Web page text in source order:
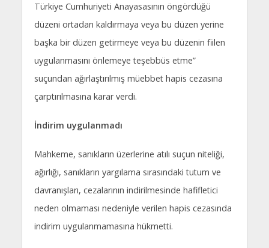
Türkiye Cumhuriyeti Anayasasının öngördüğü
düzeni ortadan kaldırmaya veya bu düzen yerine
başka bir düzen getirmeye veya bu düzenin fiilen
uygulanmasını önlemeye teşebbüs etme”
suçundan ağırlaştırılmış müebbet hapis cezasına
çarptırılmasına karar verdi.
İndirim uygulanmadı
Mahkeme, sanıkların üzerlerine atılı suçun niteliği,
ağırlığı, sanıkların yargılama sırasındaki tutum ve
davranışları, cezalarının indirilmesinde hafifletici
neden olmaması nedeniyle verilen hapis cezasında
indirim uygulanmamasına hükmetti.